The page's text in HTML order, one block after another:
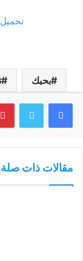
بحبك
فيسبوك تويتر
مقالات ذات صلة